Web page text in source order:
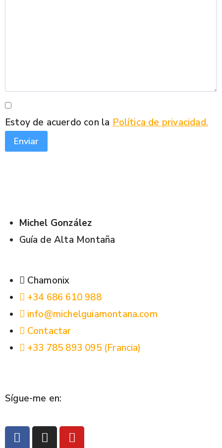
Estoy de acuerdo con la Política de privacidad.
Enviar
Michel González
Guía de Alta Montaña
Chamonix
+34 686 610 988
info@michelguiamontana.com
Contactar
+33 785 893 095 (Francia)
Sígue-me en: